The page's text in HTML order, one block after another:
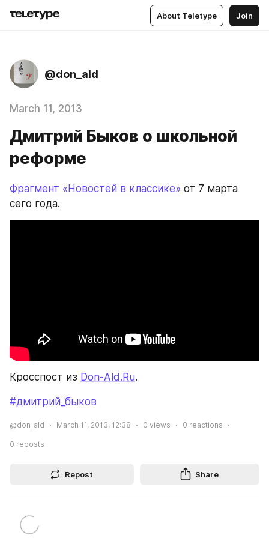
About Teletype Join
@don_ald
March 11, 2013
Дмитрий Быков о школьной
реформе
Фрагмент «Новостей в классике» от 7 марта
сего года.
Кросспост из Don-Ald.Ru.
#дмитрий_быков
@don_ald March 11, 2013, 12:38 0 views 0 reactions
0 reposts
Repost Share